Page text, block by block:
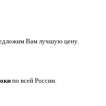
Вам лучшую цену.
по всей России.